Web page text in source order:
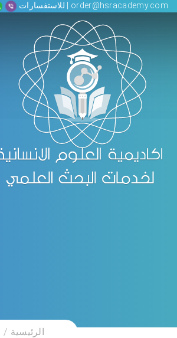
order@hsracademy.com | للاستفسارات
الرئيسية